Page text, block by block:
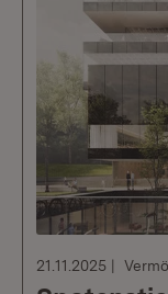
21.11.2025